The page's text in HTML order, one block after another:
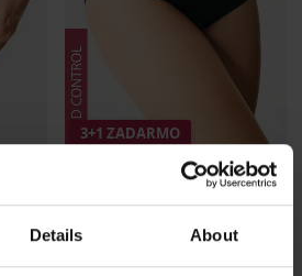
Details About
3+1 ZADARMO
4,7
Sťahovacie bavlnené
nohavičky Blanca